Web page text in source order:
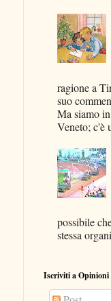
ragione a
suo
Ma siamo
Veneto; c'è
possibile
stessa
Iscriviti a Opinioni